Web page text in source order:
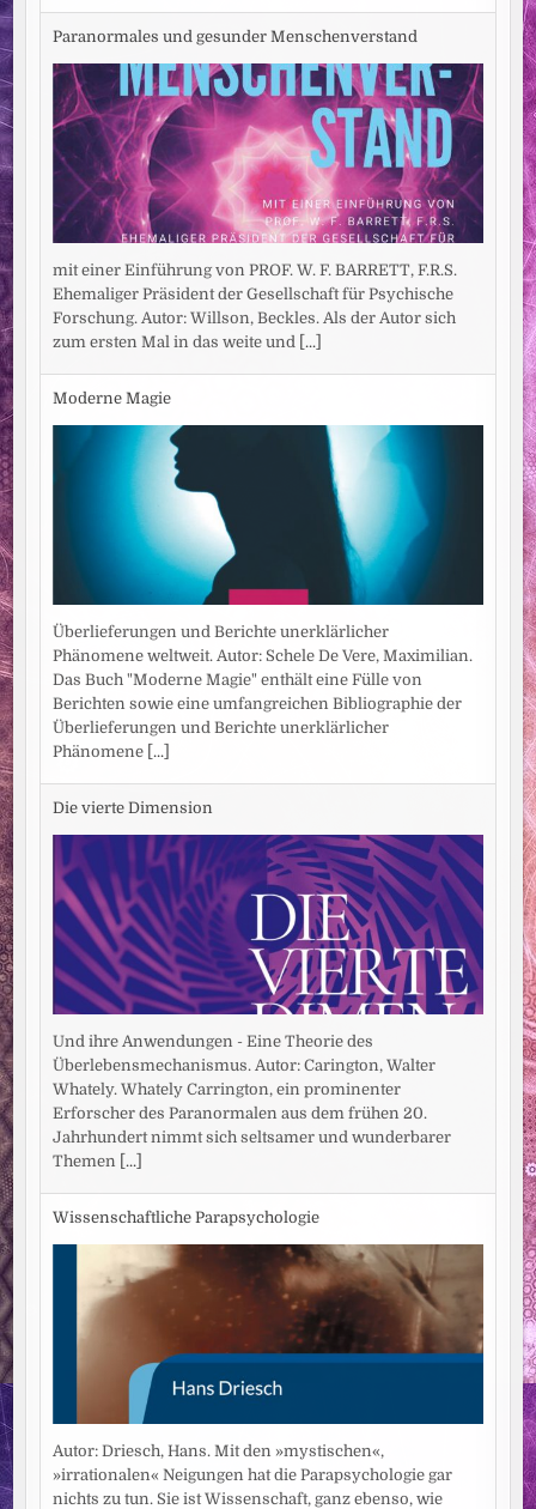
Paranormales und gesunder Menschenverstand
mit einer Einführung von PROF. W. F. BARRETT, F.R.S.
Ehemaliger Präsident der Gesellschaft für Psychische
Forschung. Autor: Willson, Beckles. Als der Autor sich
zum ersten Mal in das weite und
[...]
Moderne Magie
Überlieferungen und Berichte unerklärlicher
Phänomene weltweit. Autor: Schele De Vere, Maximilian.
Das Buch "Moderne Magie" enthält eine Fülle von
Berichten sowie eine umfangreichen Bibliographie der
Überlieferungen und Berichte unerklärlicher
Phänomene [...]
Die vierte Dimension
Und ihre Anwendungen - Eine Theorie des
Überlebensmechanismus. Autor: Carington, Walter
Whately. Whately Carrington, ein prominenter
Erforscher des Paranormalen aus dem frühen 20.
Jahrhundert nimmt sich seltsamer und wunderbarer
Themen
[...]
Wissenschaftliche Parapsychologie
Autor: Driesch, Hans. Mit den »mystischen«,
»irrationalen« Neigungen hat die Parapsychologie gar
nichts zu tun. Sie ist Wissenschaft, ganz ebenso, wie